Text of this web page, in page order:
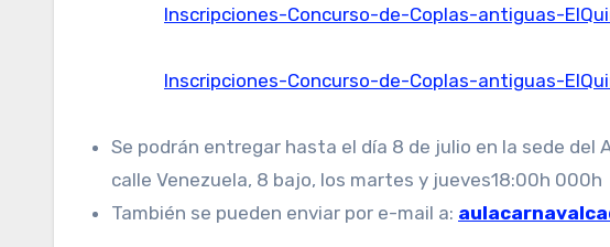
Inscripciones-Concurso-de-Coplas-antiguas-
Inscripciones-Concurso-de-Coplas-antiguas-
Se podrán entregar hasta el día 8 de julio en la sede del
calle Venezuela, 8 bajo, los martes y jueves18:00h 000h
También se pueden enviar por e-mail a: